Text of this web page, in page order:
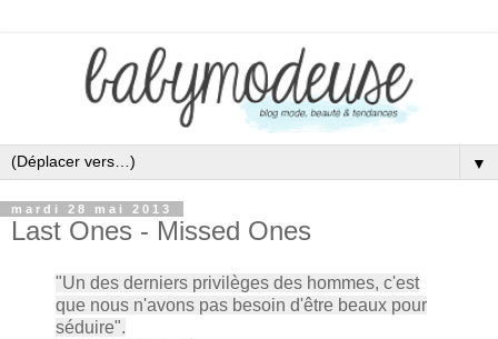
▼
mardi 28 mai 2013
Last Ones - Missed Ones
"Un des derniers privilèges des hommes, c'est
que nous n'avons pas besoin d'être beaux pour
séduire".